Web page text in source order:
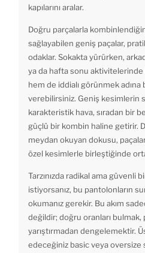
kapılarını aralar.
Doğru parçalarla
sağlayabilen geniş paçalar,
odaklar. Sokakta yürürken,
ya da hafta sonu
hem de iddialı görünmek adına
verebilirsiniz. Geniş kesimlerin
karakteristik hava, sıradan bir
güçlü bir kombin haline getirir.
meydan okuyan dokusu,
özel kesimlerle birleştiğinde
Tarzınızda radikal ama güvenli
istiyorsanız, bu pantolonların
okumanız gerekir. Bu akım
değildir; doğru oranları bulmak,
yarıştırmadan dengelemektir.
edeceğiniz basic veya oversize